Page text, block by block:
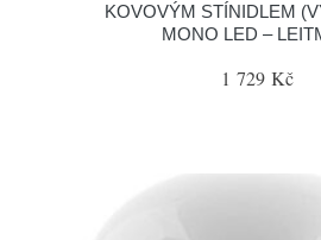
KOVOVÝM STÍNIDLEM
MONO LED –
1 729 Kč